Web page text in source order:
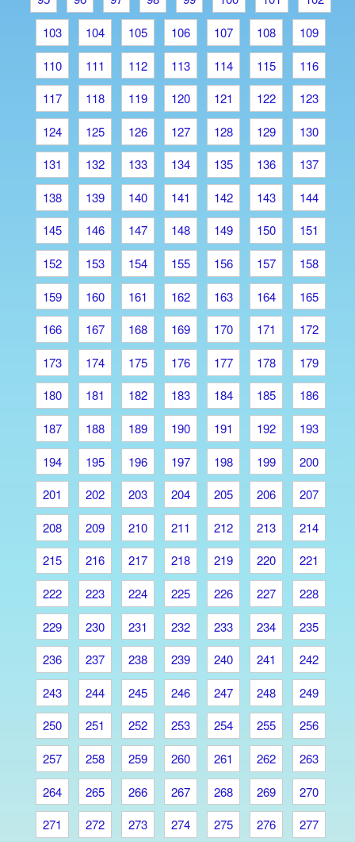
103
104 105 106 107 108
109
110
111 112 113 114 115
116
117
118 119 120 121 122
123
124
125 126 127 128 129
130
131
132 133 134 135 136
137
138
139 140 141 142 143
144
145
146 147 148 149 150
151
152
153 154 155 156 157
158
159
160 161 162 163 164
165
166
167 168 169 170 171
172
173
174 175 176 177 178
179
180
181 182 183 184 185
186
187
188 189 190 191 192
193
194
195 196 197 198 199
200
201
202 203 204 205 206
207
208
209 210 211 212 213
214
215
216 217 218 219 220
221
222
223 224 225 226 227
228
229
230 231 232 233 234
235
236
237 238 239 240 241
242
243
244 245 246 247 248
249
250
251 252 253 254 255
256
257
258 259 260 261 262
263
264
265 266 267 268 269
270
271
272 273 274 275 276 277